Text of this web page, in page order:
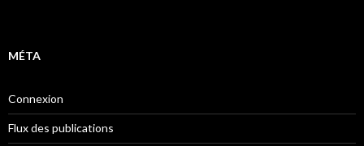
MÉTA
Connexion
Flux des publications